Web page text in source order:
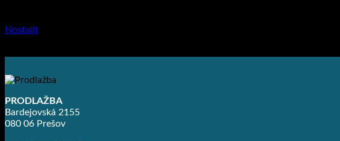
Nostalit
PRODLAŽBA
Bardejovská 2155
080 06 Prešov